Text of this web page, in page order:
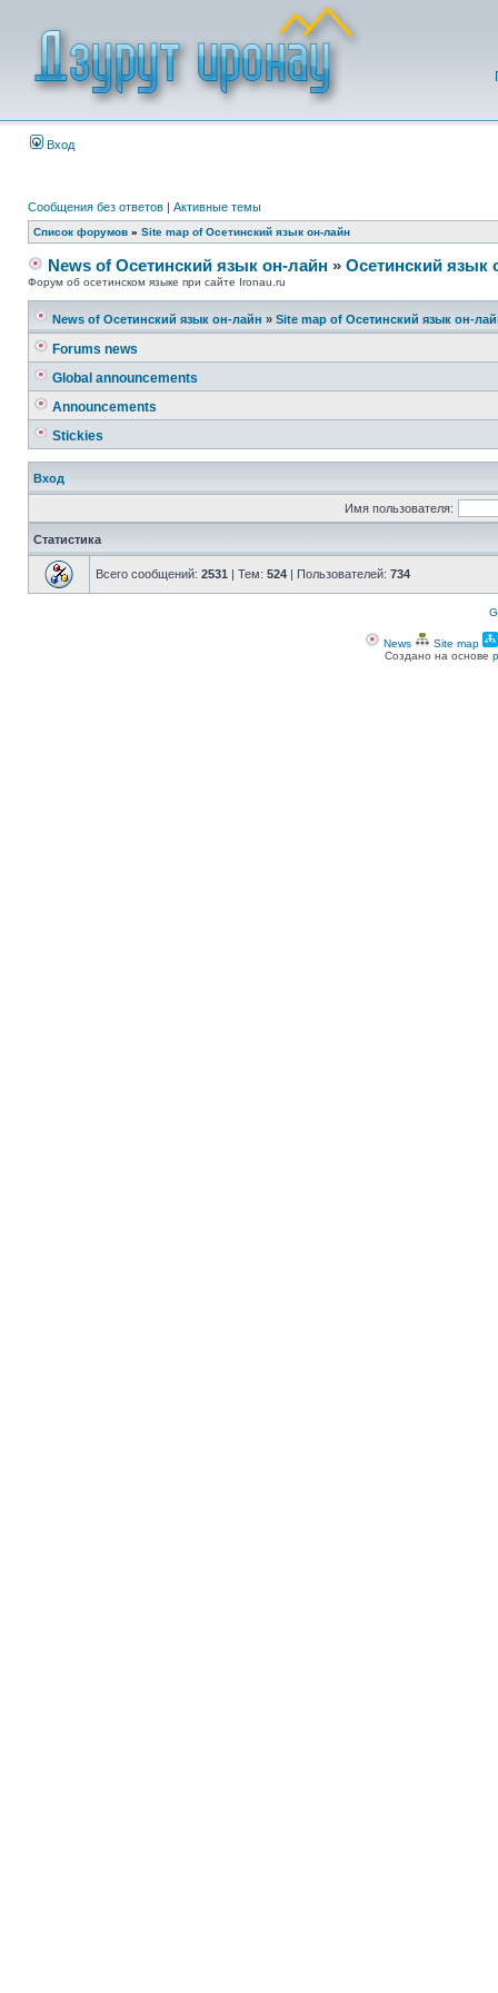
Вход
Сообщения без ответов | Активные темы
Список форумов » Site map of Осетинский язык он-лайн
News of Осетинский язык он-лайн » Осетинский язык
Форум об осетинском языке при сайте Ironau.ru
News of Осетинский язык он-лайн » Site map of Осетинский язык он-
Forums news
Global announcements
Announcements
Stickies
Вход
Имя пользователя:
Статистика
Всего сообщений: 2531 | Тем: 524 | Пользователей: 734
News Site map
Создано на основе